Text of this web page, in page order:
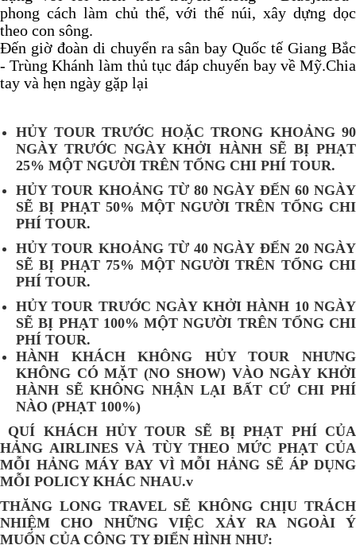
phong cách làm chủ thể, với thế núi, xây dựng dọc
theo con sông.
Đến giờ đoàn di chuyển ra sân bay Quốc tế Giang Bắc
- Trùng Khánh làm thủ tục đáp chuyến bay về Mỹ.Chia
tay và hẹn ngày gặp lại
HỦY TOUR TRƯỚC HOẶC TRONG KHOẢNG 90
NGÀY TRƯỚC NGÀY KHỞI HÀNH SẼ BỊ PHẠT
25% MỘT NGƯỜI TRÊN TỔNG CHI PHÍ TOUR.
HỦY TOUR KHOẢNG TỪ 80 NGÀY ĐẾN 60 NGÀY
SẼ BỊ PHẠT 50% MỘT NGƯỜI TRÊN TỔNG CHI
PHÍ TOUR.
HỦY TOUR KHOẢNG TỪ 40 NGÀY ĐẾN 20 NGÀY
SẼ BỊ PHẠT 75% MỘT NGƯỜI TRÊN TỔNG CHI
PHÍ TOUR.
HỦY TOUR TRƯỚC NGÀY KHỞI HÀNH 10 NGÀY
SẼ BỊ PHẠT 100% MỘT NGƯỜI TRÊN TỔNG CHI
PHÍ TOUR.
HÀNH KHÁCH KHÔNG HỦY TOUR NHƯNG
KHÔNG CÓ MẶT (NO SHOW) VÀO NGÀY KHỞI
HÀNH SẼ KHÔNG NHẬN LẠI BẤT CỨ CHI PHÍ
NÀO (PHẠT 100%)
QUÍ KHÁCH HỦY TOUR SẼ BỊ PHẠT PHÍ CỦA
HẢNG AIRLINES VÀ TÙY THEO MỨC PHẠT CỦA
MỖI HẢNG MÁY BAY VÌ MỖI HẢNG SẼ ÁP DỤNG
MỖI POLICY KHÁC NHAU.v
THĂNG LONG TRAVEL SẼ KHÔNG CHỊU TRÁCH
NHIỆM CHO NHỮNG VIỆC XẢY RA NGOÀI Ý
MUỐN CỦA CÔNG TY ĐIỂN HÌNH NHƯ: